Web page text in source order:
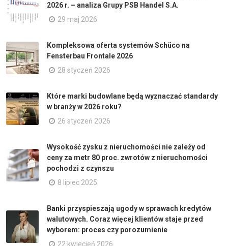
2026 r. – analiza Grupy PSB Handel S.A.
29 maj 2026
Kompleksowa oferta systemów Schüco na
Fensterbau Frontale 2026
28 styczeń 2026
Które marki budowlane będą wyznaczać standardy
w branży w 2026 roku?
26 styczeń 2026
Wysokość zysku z nieruchomości nie zależy od
ceny za metr 80 proc. zwrotów z nieruchomości
pochodzi z czynszu
8 lipiec 2025
Banki przyspieszają ugody w sprawach kredytów
walutowych. Coraz więcej klientów staje przed
wyborem: proces czy porozumienie
22 kwiecień 2026